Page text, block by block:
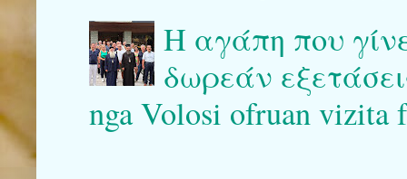
Η αγάπη που
δωρεάν
nga Volosi ofruan vizita